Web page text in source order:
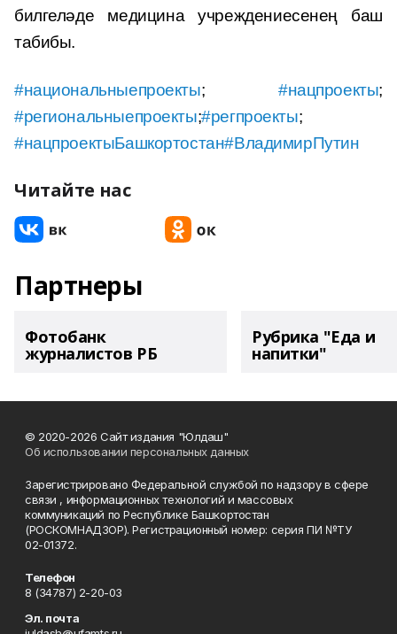
билгеләде медицина учреждениесенең баш
табибы.
#национальныепроекты;#нацпроекты;
#региональныепроекты;#регпроекты;
#нацпроектыБашкортостан#ВладимирПутин
Читайте нас
Партнеры
Фотобанк
журналистов РБ
Рубрика "Еда и
напитки"
© 2020-2026 Сайт издания "Юлдаш"
Об использовании персональных данных
Зарегистрировано Федеральной службой по надзору в сфере
связи , информационных технологий и массовых
коммуникаций по Республике Башкортостан
(РОСКОМНАДЗОР). Регистрационный номер: серия ПИ №ТУ
02-01372.
Телефон
8 (34787) 2-20-03
Эл. почта